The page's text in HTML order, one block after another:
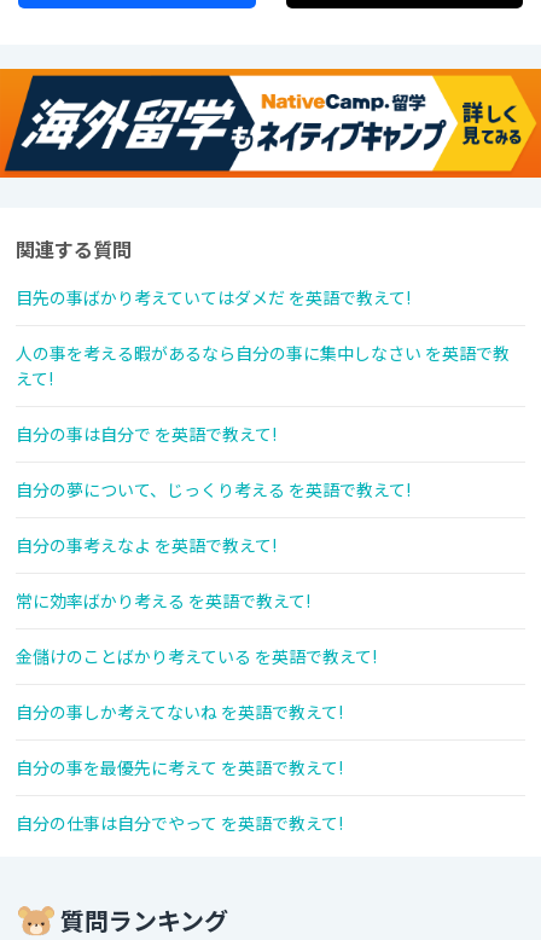
関連する質問
目先の事ばかり考えていてはダメだ を英語で教えて!
人の事を考える暇があるなら自分の事に集中しなさい を英語で教
えて!
自分の事は自分で を英語で教えて!
自分の夢について、じっくり考える を英語で教えて!
自分の事考えなよ を英語で教えて!
常に効率ばかり考える を英語で教えて!
金儲けのことばかり考えている を英語で教えて!
自分の事しか考えてないね を英語で教えて!
自分の事を最優先に考えて を英語で教えて!
自分の仕事は自分でやって を英語で教えて!
質問ランキング